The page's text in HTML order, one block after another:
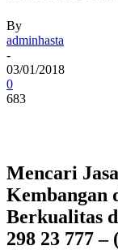
By
adminhasta
-
03/01/2018
0
683
Mencari
Kembangan
Berkualitas
298 23 777 –